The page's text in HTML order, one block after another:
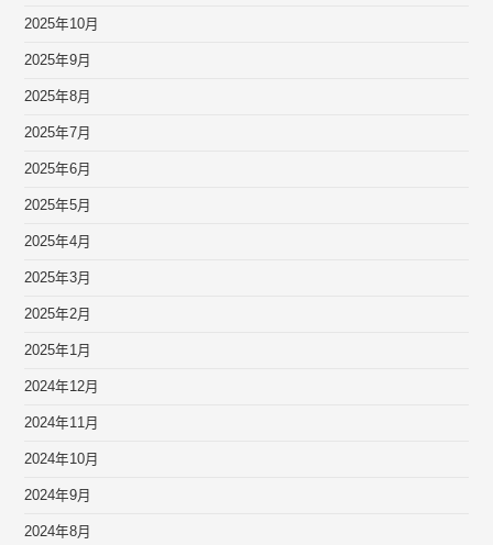
2025年10月
2025年9月
2025年8月
2025年7月
2025年6月
2025年5月
2025年4月
2025年3月
2025年2月
2025年1月
2024年12月
2024年11月
2024年10月
2024年9月
2024年8月